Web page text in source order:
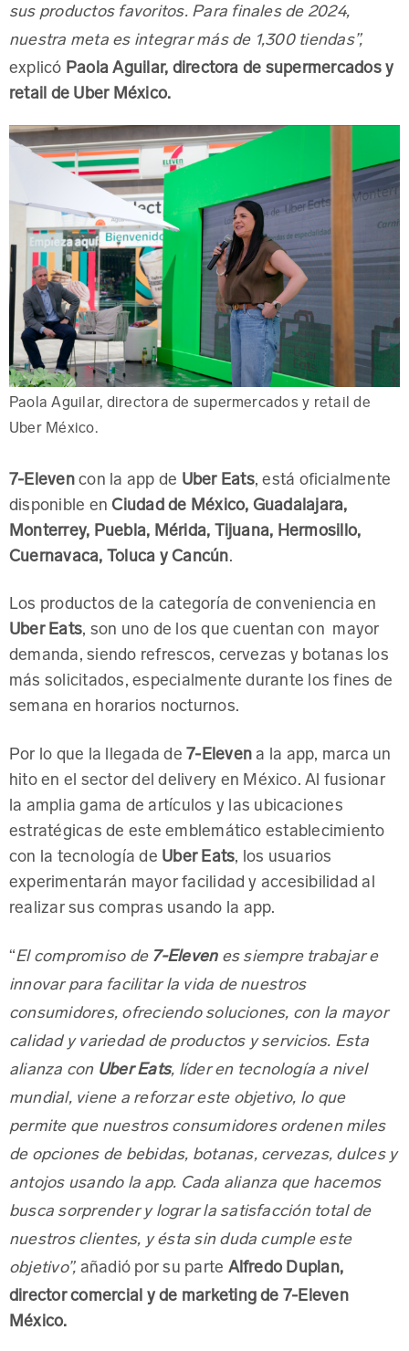
sus productos favoritos. Para finales de 2024,
nuestra meta es integrar más de 1,300 tiendas”,
explicó Paola Aguilar, directora de supermercados y
retail de Uber México.
Paola Aguilar, directora de supermercados y retail de
Uber México.
7-Elevencon la app de Uber Eats, está oficialmente
disponible enCiudad de México, Guadalajara,
Monterrey, Puebla, Mérida, Tijuana, Hermosillo,
Cuernavaca, Toluca y Cancún
Los productos de la categoría de conveniencia en
Uber Eats , son uno de los que cuentan con mayor
demanda, siendo refrescos, cervezas y botanas los
más solicitados, especialmente durante los fines de
semana en horarios nocturnos.
Por lo que la llegada de7-Eleven a la app, marca un
hito en el sector del delivery en México. Al fusionar
la amplia gama de artículos y las ubicaciones
estratégicas de este emblemático establecimiento
con la tecnología de Uber Eats , los usuarios
experimentarán mayor facilidad y accesibilidad al
realizar sus compras usando la app.
“El compromiso de 7-Elevenes siempre trabajar e
innovar para facilitar la vida de nuestros
consumidores, ofreciendo soluciones, con la mayor
calidad y variedad de productos y servicios. Esta
alianza con Uber Eats, líder en tecnología a nivel
mundial, viene a reforzar este objetivo, lo que
permite que nuestros consumidores ordenen miles
de opciones de bebidas, botanas, cervezas, dulces y
antojos usando la app. Cada alianza que hacemos
busca sorprender y lograr la satisfacción total de
nuestros clientes, y ésta sin duda cumple este
objetivo”, añadió por su parte Alfredo Duplan,
director comercial y de marketing de 7-Eleven
México.